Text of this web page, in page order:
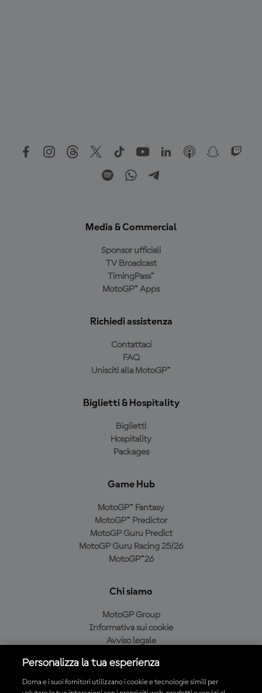
Media & Commercial
Sponsor ufficiali
TV Broadcast
TimingPass™
MotoGP™ Apps
Richiedi assistenza
Contattaci
FAQ
Unisciti alla MotoGP™
Biglietti & Hospitality
Biglietti
Hospitality
Packages
Game Hub
MotoGP™ Fantasy
MotoGP™ Predictor
MotoGP Guru Predict
MotoGP Guru Racing 25/26
MotoGP™26
Chi siamo
MotoGP Group
Informativa sui cookie
Avviso legale
Condizioni di acquisto
Personalizza la tua esperienza
Dorna e i suoi fornitori utilizzano i cookie e tecnologie simili per